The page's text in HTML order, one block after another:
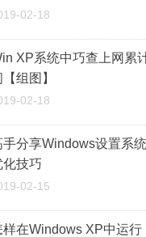
02-18
XP系统中巧查上网累
【组图】
02-18
手分享Windows设置系
化技巧
02-15
样在Windows XP中运行